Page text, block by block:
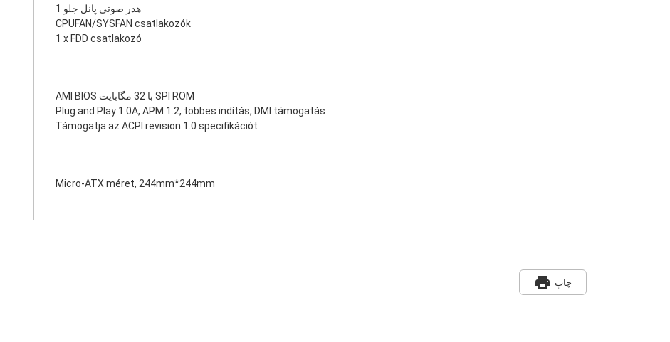
1 هدر صوتی پانل جلو
CPUFAN/SYSFAN csatlakozók
1 x FDD csatlakozó
AMI BIOS با 32 مگابایت SPI ROM
Plug and Play 1.0A, APM 1.2, többes indítás, DMI támogatás
Támogatja az ACPI revision 1.0 specifikációt
Micro-ATX méret, 244mm*244mm
print چاپ